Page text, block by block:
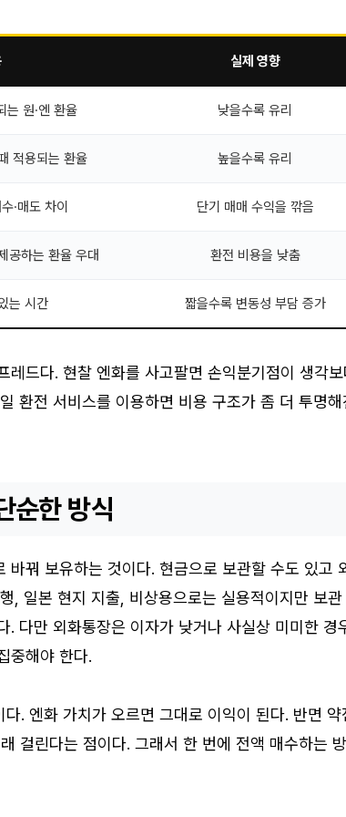
실제 영향
는 원·엔 환율 낮을수록 유리
적용되는 환율 높을수록 유리
·매도 차이 단기 매매 수익을 깎음
공하는 환율 우대 환전 비용을 낮춤
는 시간 짧을수록 변동성 부담 증가
레드다. 현찰 엔화를 사고팔면 손익분기점이 생각
환전 서비스를 이용하면 비용 구조가 좀 더 투명해
순한 방식
바꿔 보유하는 것이다. 현금으로 보관할 수도 있고
, 일본 현지 지출, 비상용으로는 실용적이지만 보
. 다만 외화통장은 이자가 낮거나 사실상 미미한 경
중해야 한다.
. 엔화 가치가 오르면 그대로 이익이 된다. 반면 약
걸린다는 점이다. 그래서 한 번에 전액 매수하는